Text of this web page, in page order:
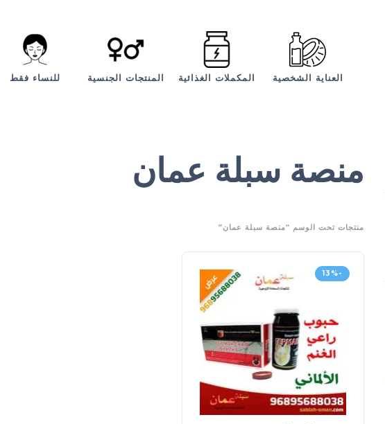
العناية الشخصية المكملات الغذائية المنتجات الجنسية للنساء فقط
منصة سبلة عمان
منتجات تحت الوسم “منصة سبلة عمان”
-13%